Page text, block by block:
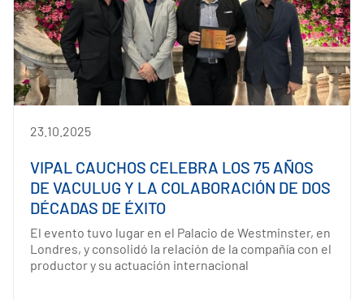
23.10.2025
VIPAL CAUCHOS CELEBRA LOS 75 AÑOS
DE VACULUG Y LA COLABORACIÓN DE DOS
DÉCADAS DE ÉXITO
El evento tuvo lugar en el Palacio de Westminster, en
Londres, y consolidó la relación de la compañía con el
productor y su actuación internacional